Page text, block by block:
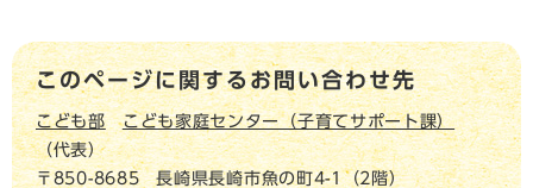
このページに関するお問い合わせ先
こども部
こども家庭センター（子育てサポート課）
代表
〒850-8685
長崎県長崎市魚の町4-1（2階）